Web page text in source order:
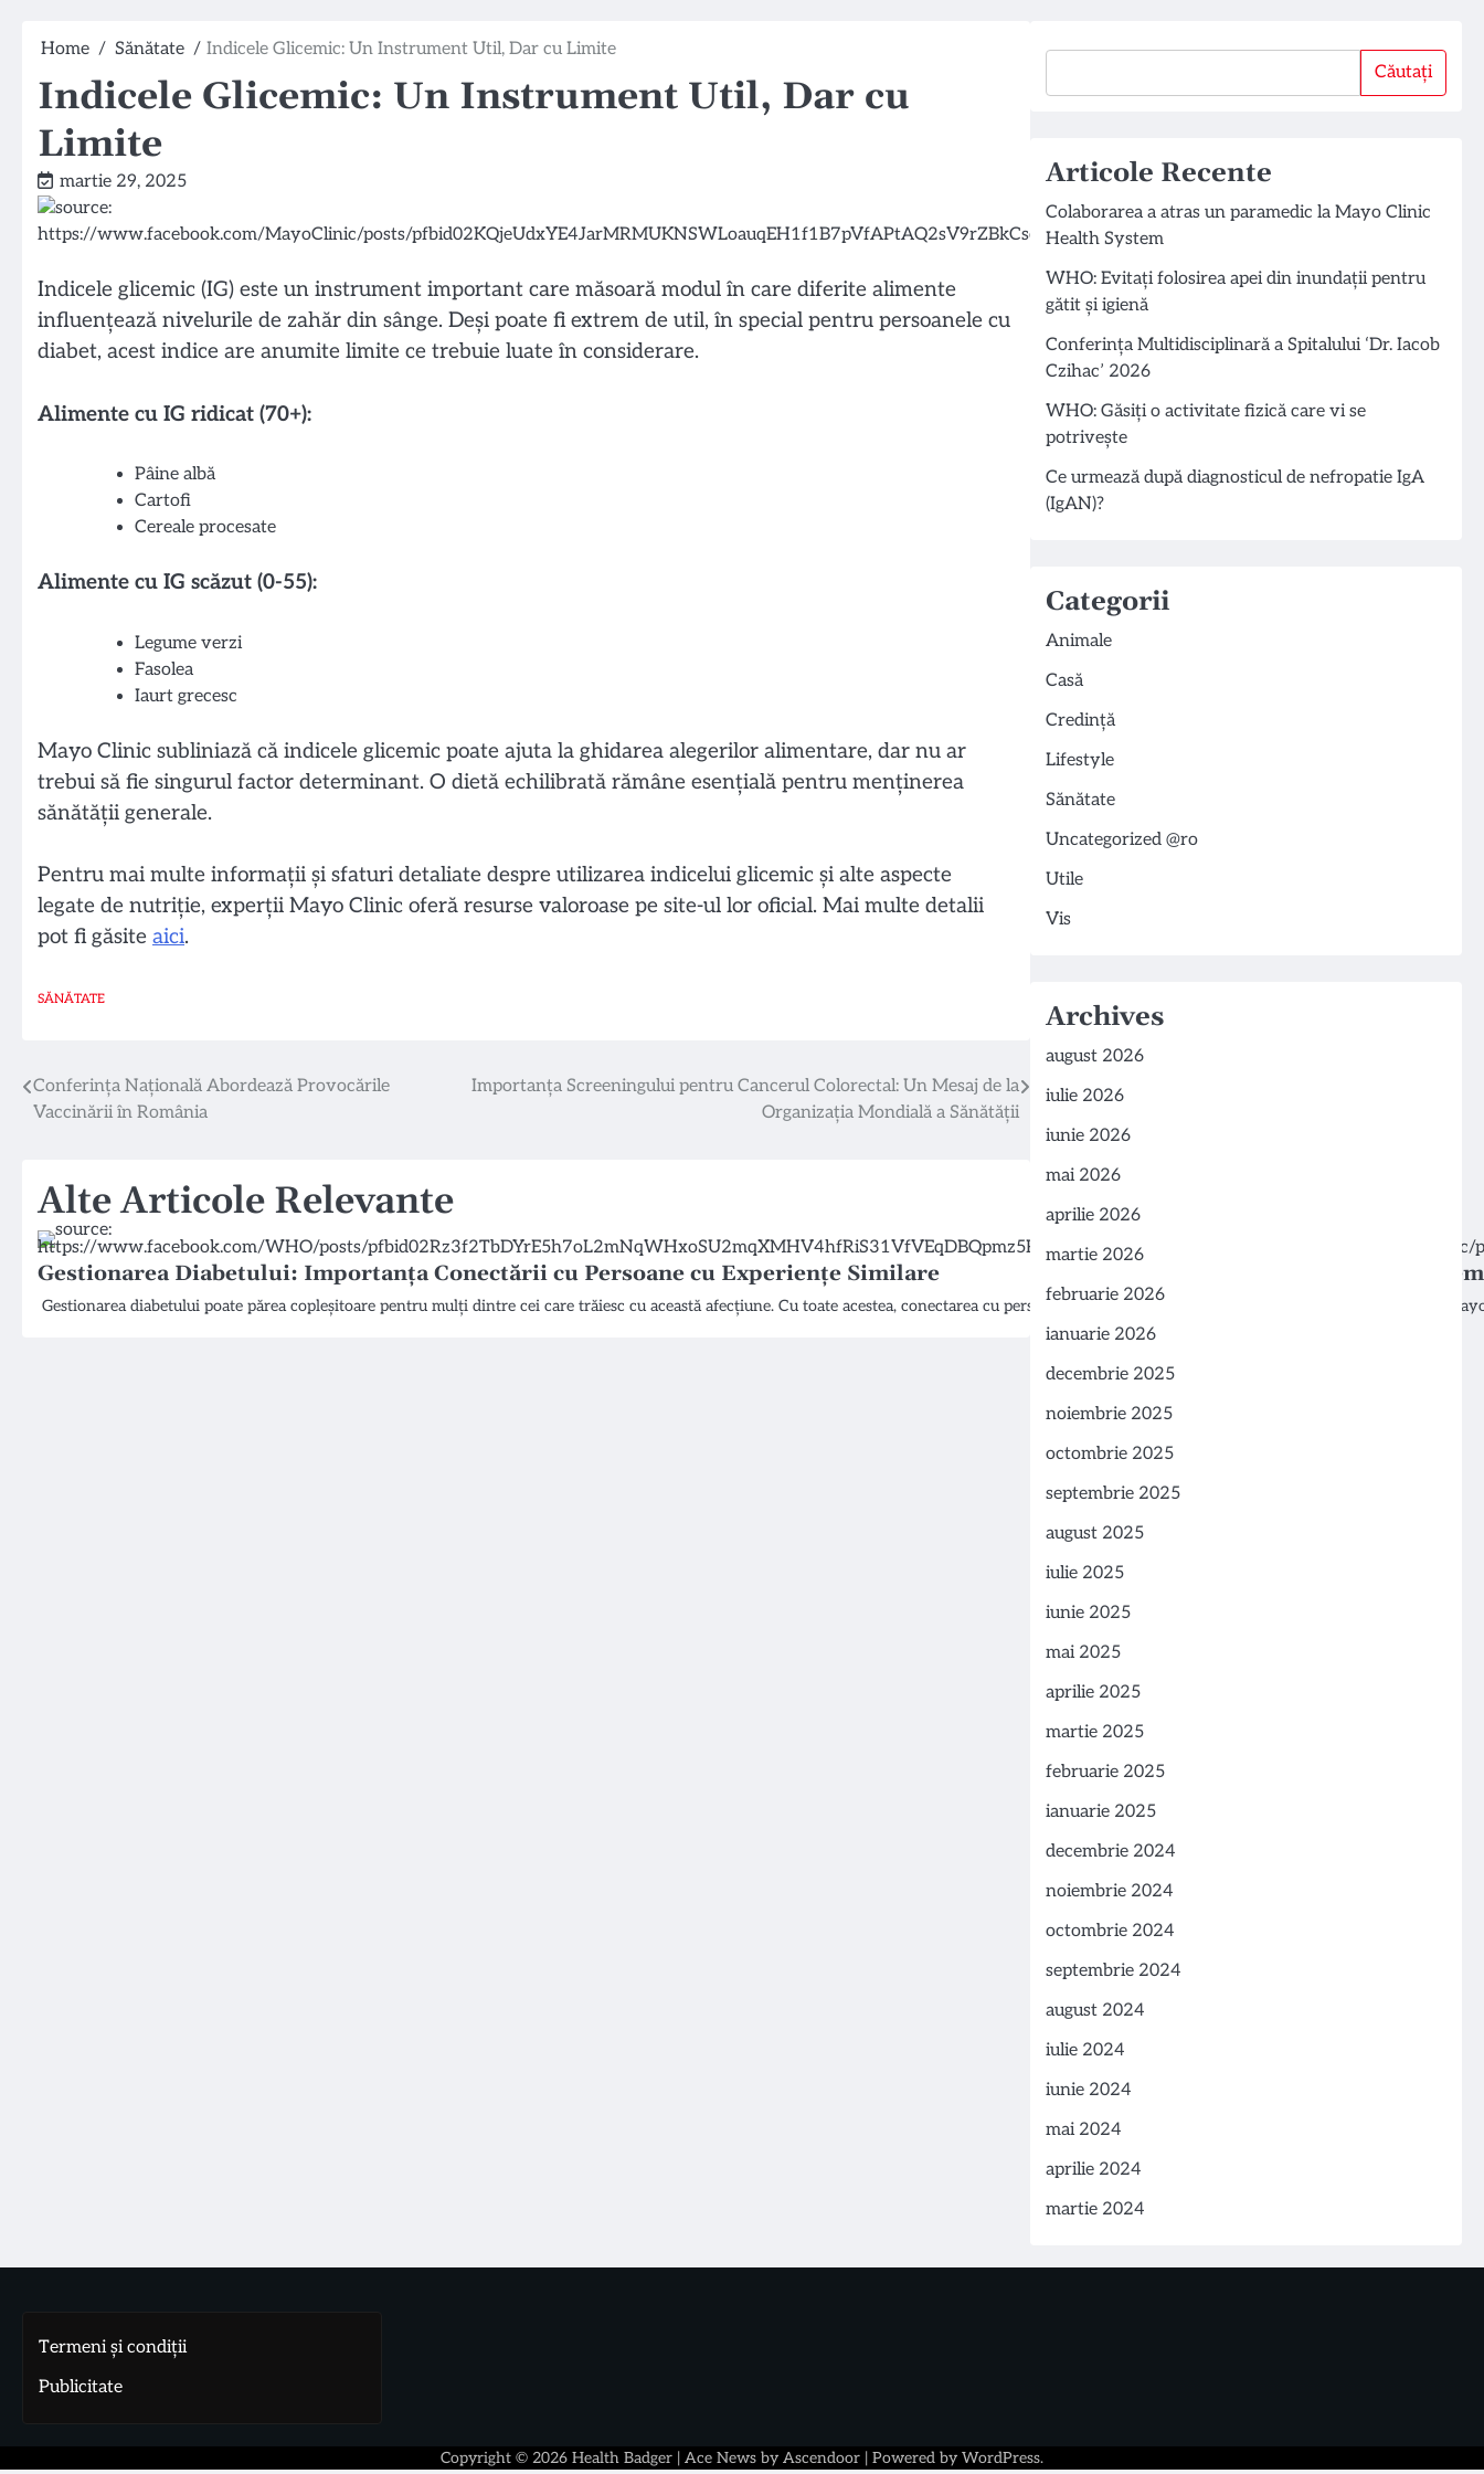
Home Sănătate Indicele Glicemic: Un Instrument Util, Dar cu Limite
Indicele Glicemic: Un Instrument Util, Dar cu
Limite
martie 29, 2025
Indicele glicemic (IG) este un instrument important care măsoară modul în care diferite alimente
influențează nivelurile de zahăr din sânge. Deși poate fi extrem de util, în special pentru persoanele cu
diabet, acest indice are anumite limite ce trebuie luate în considerare.
Alimente cu IG ridicat (70+):
Pâine albă
Cartofi
Cereale procesate
Alimente cu IG scăzut (0-55):
Legume verzi
Fasolea
Iaurt grecesc
Mayo Clinic subliniază că indicele glicemic poate ajuta la ghidarea alegerilor alimentare, dar nu ar
trebui să fie singurul factor determinant. O dietă echilibrată rămâne esențială pentru menținerea
sănătății generale.
Pentru mai multe informații și sfaturi detaliate despre utilizarea indicelui glicemic și alte aspecte
legate de nutriție, experții Mayo Clinic oferă resurse valoroase pe site-ul lor oficial. Mai multe detalii
pot fi găsite aici.
SĂNĂTATE
Navigare
Conferința Națională Abordează Provocările
Vaccinării în România
Importanța Screeningului pentru Cancerul Colorectal: Un Mesaj de la
Organizația Mondială a Sănătății
Alte Articole Relevante
Gestionarea Diabetului: Importanța Conectării cu Persoane cu Experiențe Similare
Gestionarea diabetului poate părea copleșitoare pentru mulți dintre cei care trăiesc cu această afecțiune. Cu toate acestea, conectarea cu persoane…
Samuel Ubanyionwu: Un
Samuel Ubanyionwu s-a alăturat echipei
Căutați
Articole Recente
Colaborarea a atras un paramedic la Mayo Clinic
Health System
WHO: Evitați folosirea apei din inundații pentru
gătit și igienă
Conferința Multidisciplinară a Spitalului ‘Dr. Iacob
Czihac’ 2026
WHO: Găsiți o activitate fizică care vi se
potrivește
Ce urmează după diagnosticul de nefropatie IgA
(IgAN)?
Categorii
Animale
Casă
Credință
Lifestyle
Sănătate
Uncategorized @ro
Utile
Vis
Archives
august 2026
iulie 2026
iunie 2026
mai 2026
aprilie 2026
martie 2026
februarie 2026
ianuarie 2026
decembrie 2025
noiembrie 2025
octombrie 2025
septembrie 2025
august 2025
iulie 2025
iunie 2025
mai 2025
aprilie 2025
martie 2025
februarie 2025
ianuarie 2025
decembrie 2024
noiembrie 2024
octombrie 2024
septembrie 2024
august 2024
iulie 2024
iunie 2024
mai 2024
aprilie 2024
martie 2024
Termeni și condiții
Publicitate
Copyright © 2026 Health Badger | Ace News by Ascendoor | Powered by WordPress.